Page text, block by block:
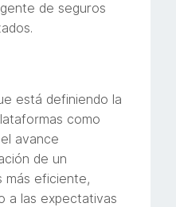
de seguros
está definiendo la
como
avance
de un
más eficiente,
a las expectativas